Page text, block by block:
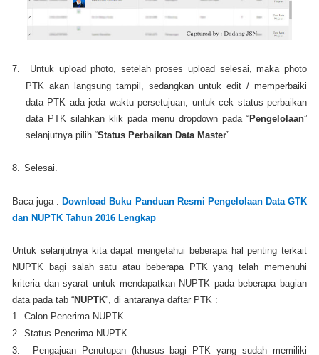
7.
Untuk upload photo, setelah proses upload selesai, maka photo
PTK akan langsung tampil, sedangkan untuk edit / memperbaiki
data PTK ada jeda waktu persetujuan, untuk cek status perbaikan
data PTK silahkan klik pada menu dropdown pada “Pengelolaan”
selanjutnya pilih “Status Perbaikan Data Master”.
8. Selesai.
Baca juga : Download Buku Panduan Resmi Pengelolaan Data GTK
dan NUPTK Tahun 2016 Lengkap
Untuk selanjutnya kita dapat mengetahui beberapa hal penting terkait
NUPTK bagi salah satu atau beberapa PTK yang telah memenuhi
kriteria dan syarat untuk mendapatkan NUPTK pada beberapa bagian
data pada tab “NUPTK”, di antaranya daftar PTK :
1.
Calon Penerima NUPTK
2.
Status Penerima NUPTK
3.
Pengajuan Penutupan (khusus bagi PTK yang sudah memiliki